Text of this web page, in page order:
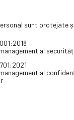
sunt protejate
al
al